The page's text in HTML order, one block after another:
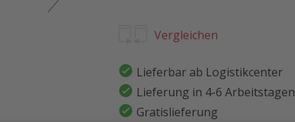
Vergleichen
Lieferbar ab Logistikcenter
Lieferung in 4-6 Arbeitstagen
Gratislieferung